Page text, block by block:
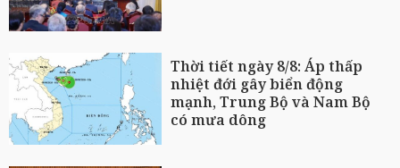
Thời tiết ngày 8/8: Áp thấp
nhiệt đới gây biển động
mạnh, Trung Bộ và Nam Bộ
có mưa dông